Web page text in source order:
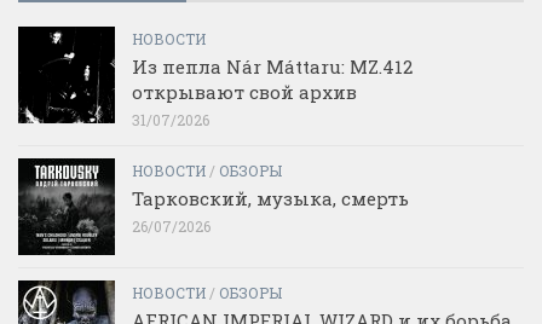
НОВОСТИ
Из пепла Nár Máttaru: MZ.412
открывают свой архив
31/07/2026
НОВОСТИ / ОБЗОРЫ
Тарковский, музыка, смерть
26/07/2026
НОВОСТИ / ОБЗОРЫ